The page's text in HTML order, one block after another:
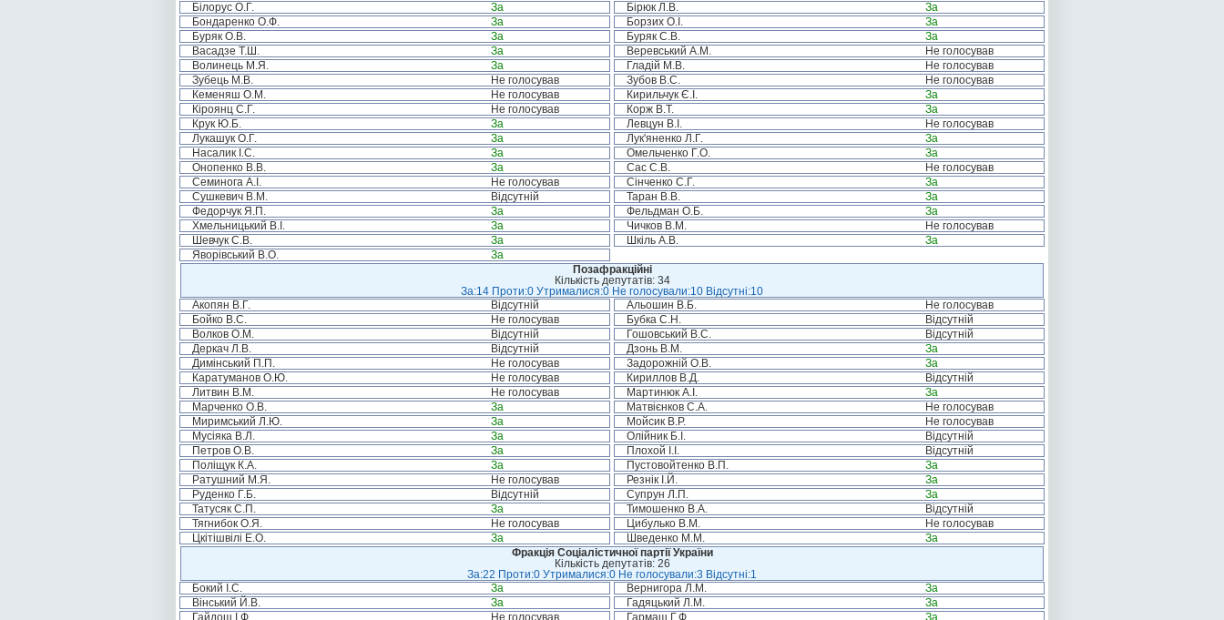
Білорус О.Г.
За Бірюк Л.В.
За
Бондаренко О.Ф.
За Борзих О.І.
За
Буряк О.В.
За Буряк С.В.
За
Васадзе Т.Ш.
За Веревський А.М.
Не голосував
Волинець М.Я.
За Гладій М.В.
Не голосував
Зубець М.В.
Не голосував Зубов В.С.
Не голосував
Кеменяш О.М.
Не голосував Кирильчук Є.І.
За
Кіроянц С.Г.
Не голосував Корж В.Т.
За
Крук Ю.Б.
За Левцун В.І.
Не голосував
Лукашук О.Г.
За Лук'яненко Л.Г.
За
Насалик І.С.
За Омельченко Г.О.
За
Онопенко В.В.
За Сас С.В.
Не голосував
Семинога А.І.
Не голосував Сінченко С.Г.
За
Сушкевич В.М.
Відсутній Таран В.В.
За
Федорчук Я.П.
За Фельдман О.Б.
За
Хмельницький В.І.
За Чичков В.М.
Не голосував
Шевчук С.В.
За Шкіль А.В.
За
Яворівський В.О.
За
Позафракційні
Кількість депутатів: 34
За:14 Проти:0 Утрималися:0 Не голосували:10 Відсутні:10
Акопян В.Г.
Відсутній Альошин В.Б.
Не голосував
Бойко В.С.
Не голосував Бубка С.Н.
Відсутній
Волков О.М.
Відсутній Гошовський В.С.
Відсутній
Деркач Л.В.
Відсутній Дзонь В.М.
За
Димінський П.П.
Не голосував Задорожній О.В.
За
Каратуманов О.Ю.
Не голосував Кириллов В.Д.
Відсутній
Литвин В.М.
Не голосував Мартинюк А.І.
За
Марченко О.В.
За Матвієнков С.А.
Не голосував
Миримський Л.Ю.
За Мойсик В.Р.
Не голосував
Мусіяка В.Л.
За Олійник Б.І.
Відсутній
Петров О.В.
За Плохой І.І.
Відсутній
Поліщук К.А.
За Пустовойтенко В.П.
За
Ратушний М.Я.
Не голосував Резнік І.Й.
За
Руденко Г.Б.
Відсутній Супрун Л.П.
За
Татусяк С.П.
За Тимошенко В.А.
Відсутній
Тягнибок О.Я.
Не голосував Цибулько В.М.
Не голосував
Цкітішвілі Е.О.
За Шведенко М.М.
За
Фракція Соціалістичної партії України
Кількість депутатів: 26
За:22 Проти:0 Утрималися:0 Не голосували:3 Відсутні:1
Бокий І.С.
За Вернигора Л.М.
За
Вінський Й.В.
За Гадяцький Л.М.
За
Гайдош І.Ф.
Не голосував Гармаш Г.Ф.
За